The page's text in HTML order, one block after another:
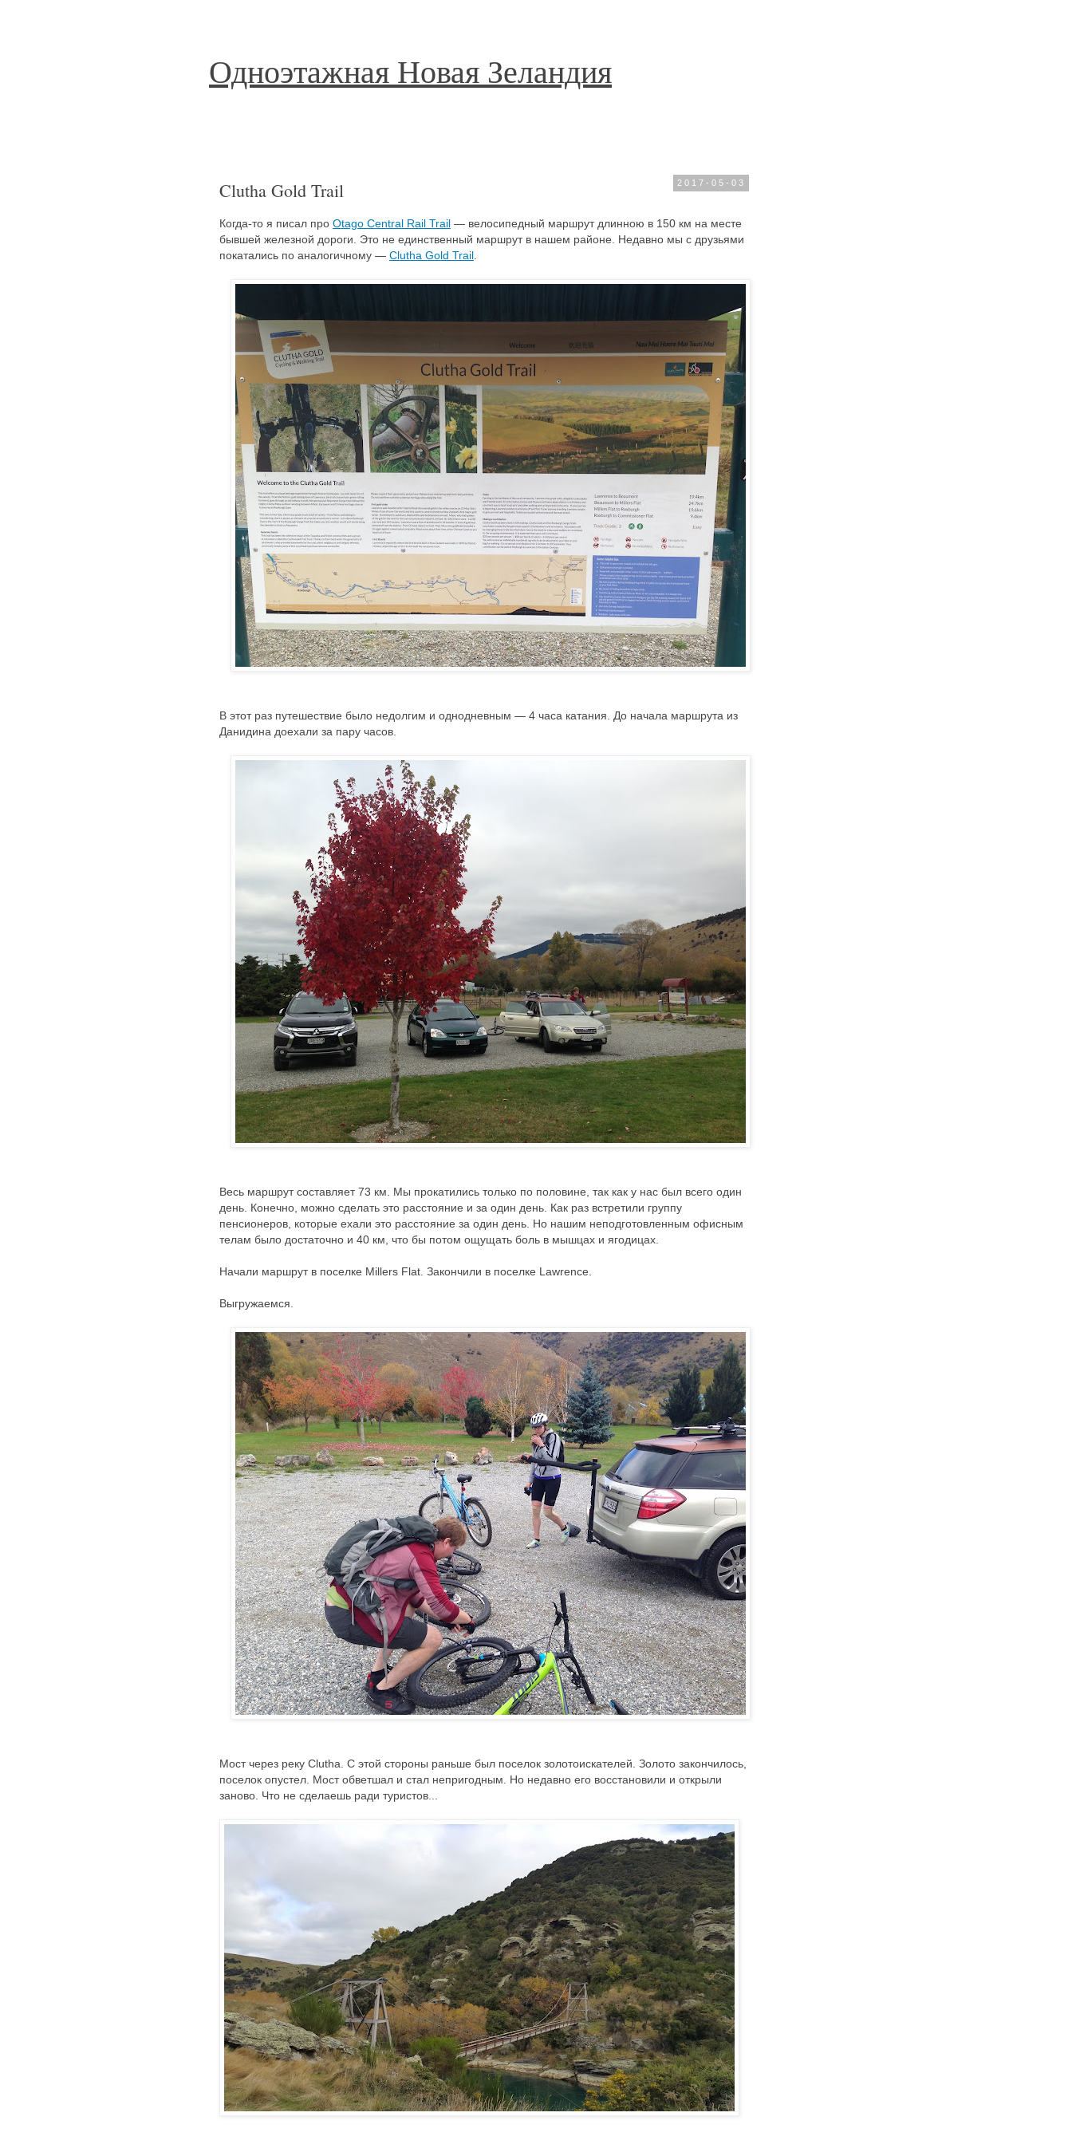
Одноэтажная Новая Зеландия
2017-05-03
Clutha Gold Trail
Когда-то я писал про Otago Central Rail Trail — велосипедный маршрут длинною в 150 км на месте
бывшей железной дороги. Это не единственный маршрут в нашем районе. Недавно мы с друзьями
покатались по аналогичному — Clutha Gold Trail
В этот раз путешествие было недолгим и однодневным — 4 часа катания. До начала маршрута из
Данидина доехали за пару часов.
Весь маршрут составляет 73 км. Мы прокатились только по половине, так как у нас был всего один
день. Конечно, можно сделать это расстояние и за один день. Как раз встретили группу
пенсионеров, которые ехали это расстояние за один день. Но нашим неподготовленным офисным
телам было достаточно и 40 км, что бы потом ощущать боль в мышцах и ягодицах.
Начали маршрут в поселке Millers Flat. Закончили в поселке Lawrence.
Выгружаемся.
Мост через реку Clutha. С этой стороны раньше был поселок золотоискателей. Золото закончилось,
поселок опустел. Мост обветшал и стал непригодным. Но недавно его восстановили и открыли
заново. Что не сделаешь ради туристов...